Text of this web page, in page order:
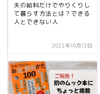
夫の給料だけでやりくりし
て暮らす方法とは？できる
人とできない人
2022年10月12日